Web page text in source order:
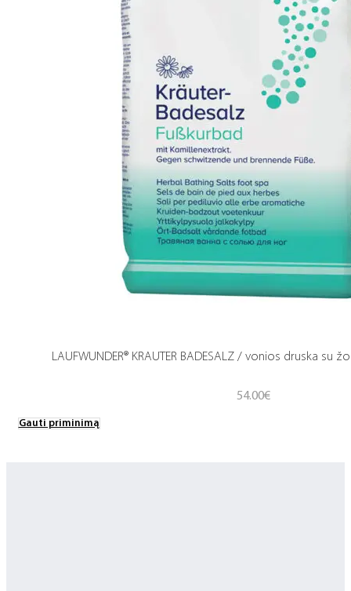
LAUFWUNDER® KRAUTER BADESALZ / vonios druska su
54.00€
Gauti priminimą